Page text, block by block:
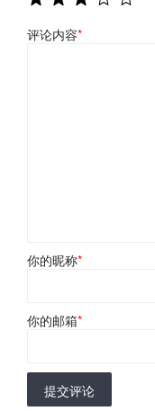
评论内容*
你的昵称*
你的邮箱*
提交评论